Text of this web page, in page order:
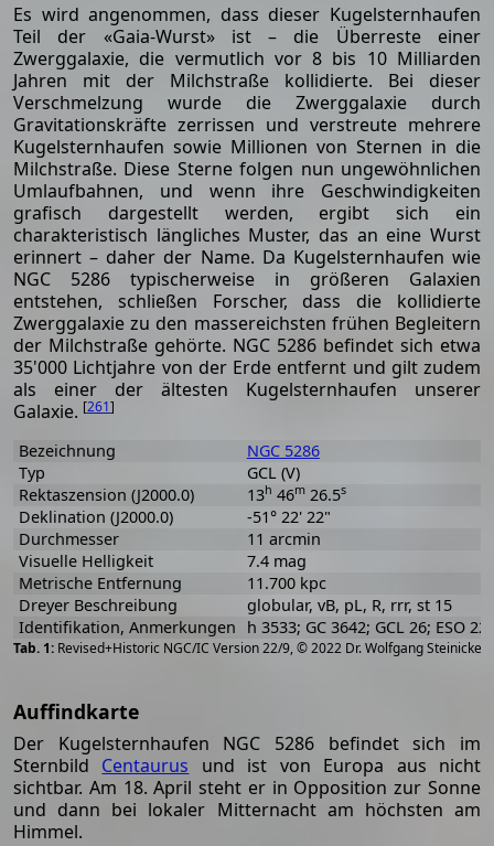
Es wird angenommen, dass dieser Kugelsternhaufen
Teil der «Gaia-Wurst» ist – die Überreste einer
Zwerggalaxie, die vermutlich vor 8 bis 10 Milliarden
Jahren mit der Milchstraße kollidierte. Bei dieser
Verschmelzung wurde die Zwerggalaxie durch
Gravitationskräfte zerrissen und verstreute mehrere
Kugelsternhaufen sowie Millionen von Sternen in die
Milchstraße. Diese Sterne folgen nun ungewöhnlichen
Umlaufbahnen, und wenn ihre Geschwindigkeiten
grafisch dargestellt werden, ergibt sich ein
charakteristisch längliches Muster, das an eine Wurst
erinnert – daher der Name. Da Kugelsternhaufen wie
NGC 5286 typischerweise in größeren Galaxien
entstehen, schließen Forscher, dass die kollidierte
Zwerggalaxie zu den massereichsten frühen Begleitern
der Milchstraße gehörte. NGC 5286 befindet sich etwa
35'000 Lichtjahre von der Erde entfernt und gilt zudem
als einer der ältesten Kugelsternhaufen unserer
Galaxie. [261]
Revised+Historic NGC/IC Version 22/9, © 2022 Dr. Wolfgang Steinicke
Bezeichnung
NGC 5286
Typ
GCL (V)
Rektaszension (J2000.0)
13h 46m26.5s
Deklination (J2000.0)
-51° 22' 22"
Durchmesser
11 arcmin
Visuelle Helligkeit
7.4 mag
Metrische Entfernung
11.700 kpc
Dreyer Beschreibung
globular, vB, pL, R, rrr, st 15
Identifikation, Anmerkungen
h 3533; GC 3642; GCL 26; ESO
Auffindkarte
Der Kugelsternhaufen NGC 5286 befindet sich im
Sternbild Centaurus und ist von Europa aus nicht
sichtbar. Am 18. April steht er in Opposition zur Sonne
und dann bei lokaler Mitternacht am höchsten am
Himmel.